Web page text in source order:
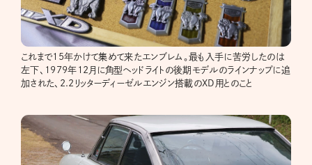
これまで15年かけて集めて来たエンブレム。最も入手に苦労したのは
左下、1979年12月に角型ヘッドライトの後期モデルのラインナップに追
加された、2.2リッターディーゼルエンジン搭載のXD用とのこと